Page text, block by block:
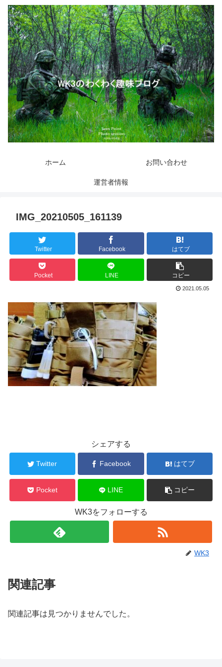
ホーム お問い合わせ
運営者情報
IMG_20210505_161139
Twitter Facebook はてブ
Pocket LINE コピー
2021.05.05
シェアする
Twitter Facebook はてブ
Pocket LINE コピー
WK3をフォローする
WK3
関連記事
関連記事は見つかりませんでした。